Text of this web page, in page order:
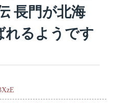
長門が北海
れるようです